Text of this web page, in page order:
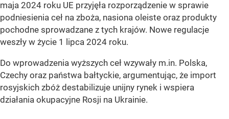
maja 2024 roku UE przyjęła rozporządzenie w sprawie
podniesienia ceł na zboża, nasiona oleiste oraz produkty
pochodne sprowadzane z tych krajów. Nowe regulacje
weszły w życie 1 lipca 2024 roku.
Do wprowadzenia wyższych ceł wzywały m.in. Polska,
Czechy oraz państwa bałtyckie, argumentując, że import
rosyjskich zbóż destabilizuje unijny rynek i wspiera
działania okupacyjne Rosji na Ukrainie.